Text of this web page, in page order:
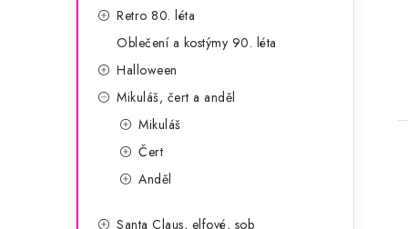
Retro 80. léta
Oblečení a kostýmy 90. léta
Halloween
Mikuláš, čert a anděl
Mikuláš
Čert
Anděl
Santa Claus, elfové, sob